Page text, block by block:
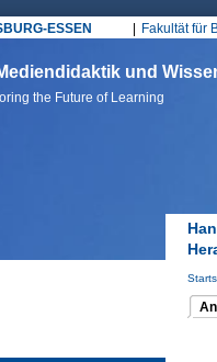
ESSEN
Fakultät für
und
the Future of Learning